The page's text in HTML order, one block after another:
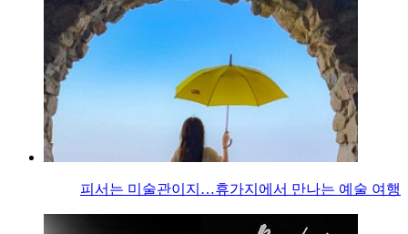
피서는 미술관이지…휴가지에서 만나는 예술 여행